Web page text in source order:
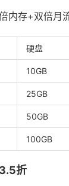
内存+双倍月
硬盘
10GB
25GB
50GB
100GB
折